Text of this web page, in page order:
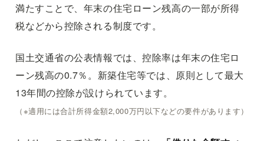
満たすことで、年末の住宅ローン残高の一部が所得
税などから控除される制度です。
国土交通省の公表情報では、控除率は年末の住宅ロ
ーン残高の0.7％。新築住宅等では、原則として最大
13年間の控除が設けられています。
（※適用には合計所得金額2,000万円以下などの要件があります）